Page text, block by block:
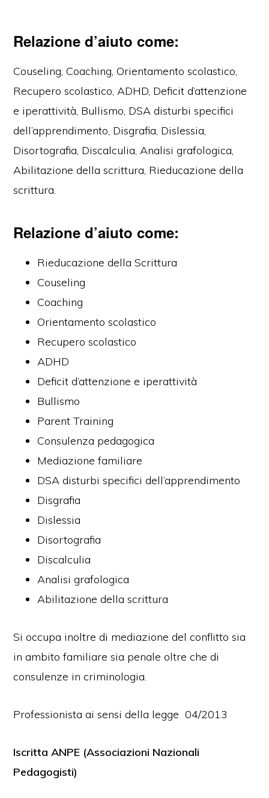
Relazione d’aiuto come:
Couseling, Coaching, Orientamento scolastico,
Recupero scolastico, ADHD, Deficit d’attenzione
e iperattività, Bullismo, DSA disturbi specifici
dell’apprendimento, Disgrafia, Dislessia,
Disortografia, Discalculia, Analisi grafologica,
Abilitazione della scrittura, Rieducazione della
scrittura.
Relazione d’aiuto come:
Rieducazione della Scrittura
Couseling
Coaching
Orientamento scolastico
Recupero scolastico
ADHD
Deficit d’attenzione e iperattività
Bullismo
Parent Training
Consulenza pedagogica
Mediazione familiare
DSA disturbi specifici dell’apprendimento
Disgrafia
Dislessia
Disortografia
Discalculia
Analisi grafologica
Abilitazione della scrittura
Si occupa inoltre di mediazione del conflitto sia
in ambito familiare sia penale oltre che di
consulenze in criminologia.
Professionista ai sensi della legge 04/2013
Iscritta ANPE (Associazioni Nazionali
Pedagogisti)